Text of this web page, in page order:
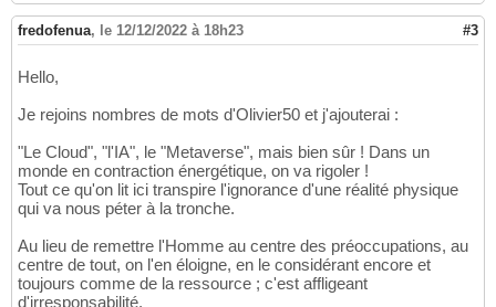
fredofenua, le 12/12/2022 à 18h23 #3
Hello,
Je rejoins nombres de mots d'Olivier50 et j'ajouterai :
"Le Cloud", "l'IA", le "Metaverse", mais bien sûr ! Dans un
monde en contraction énergétique, on va rigoler !
Tout ce qu'on lit ici transpire l'ignorance d'une réalité physique
qui va nous péter à la tronche.
Au lieu de remettre l'Homme au centre des préoccupations, au
centre de tout, on l'en éloigne, en le considérant encore et
toujours comme de la ressource ; c'est affligeant
d'irresponsabilité.